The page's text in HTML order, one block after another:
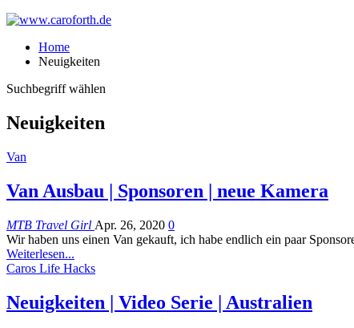
Home
Neuigkeiten
Suchbegriff wählen
Neuigkeiten
Van
Van Ausbau | Sponsoren | neue Kamera
MTB Travel Girl Apr. 26, 2020 0
Wir haben uns einen Van gekauft, ich habe endlich ein paar
Weiterlesen...
Caros Life Hacks
Neuigkeiten | Video Serie | Australien